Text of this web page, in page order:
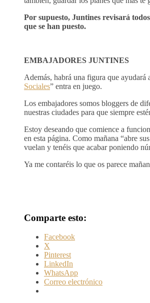
Por supuesto, Juntines revisará
que se han puesto.
EMBAJADORES JUNTINES
Además, habrá una figura que ayudará
Sociales” entra en juego.
Los embajadores somos bloggers de
nuestras ciudades para que siempre
Estoy deseando que comience a
en esta página. Como mañana “abre
vuelan y tenéis que acabar poniendo
Ya me contaréis lo que os parece
Comparte esto:
Facebook
X
Pinterest
LinkedIn
WhatsApp
Correo electrónico